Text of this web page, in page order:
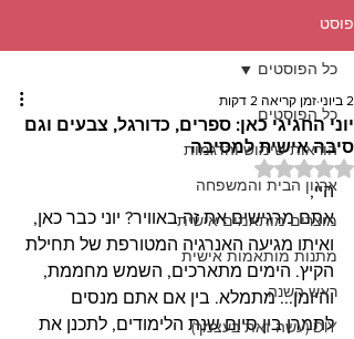
פוסט
כל הפוסטים
הוראות שימוש והדגמות
ארגון הבית והמשפחה
מוצרים מותאמים אישית
מתנות מותאמות אישית
ראש השנה
DIY (עשה זאת בעצמך)
כל הפוסטים
יוני החגיגי כאן: ספרים, כדורגל, צבעים וגם
סיבה אישית למסיבה
2 ביוני זמן קריאה 2 דקות
דירוג של NaN מתוך 5 כוכבים
היי,
אתם מרגישים את זה באוויר? יוני כבר כאן,
ואיתו מגיעה האנרגיה המטורפת של תחילת
הקיץ. הימים מתארכים, השמש מחממת,
והיומן... מתמלא. בין אם אתם מנסים
לתמרן בין סיום שנת הלימודים, לתכנן את